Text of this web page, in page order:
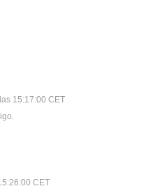
15:17:00 CET
CET